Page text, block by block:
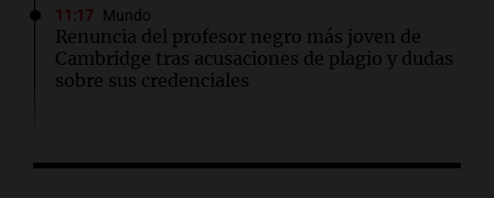
11:17 Mundo
Renuncia del profesor negro más joven de
Cambridge tras acusaciones de plagio y dudas
sobre sus credenciales
Nuevas regulaciones en Pakistán generan